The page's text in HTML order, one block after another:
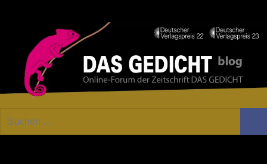
GEDICHT
Forum
von
Suchen